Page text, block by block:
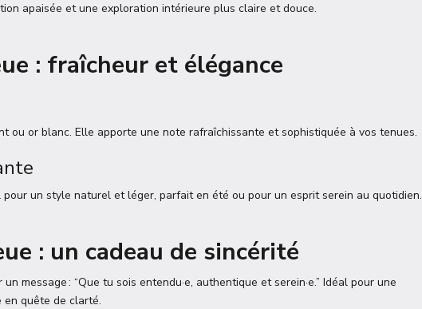
apaisée et une exploration intérieure plus claire et douce.
: fraîcheur et élégance
ou or blanc. Elle apporte une note rafraîchissante et sophistiquée à vos tenues.
un style naturel et léger, parfait en été ou pour un esprit serein au quotidien.
: un cadeau de sincérité
message : “Que tu sois entendu·e, authentique et serein·e.” Idéal pour une
en quête de clarté.